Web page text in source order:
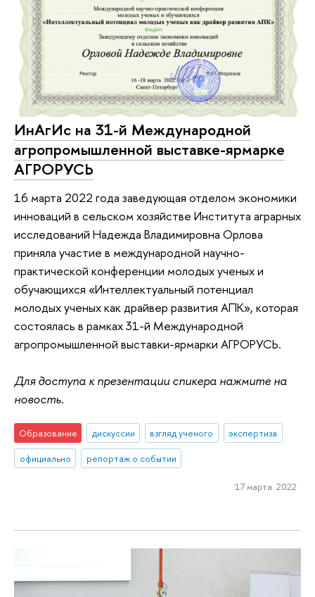
ИнАгИс на 31-й Международной
агропромышленной выставке-ярмарке
АГРОРУСЬ
16 марта 2022 года заведующая отделом экономики
инноваций в сельском хозяйстве Института аграрных
исследований Надежда Владимировна Орлова
приняла участие в международной научно-
практической конференции молодых ученых и
обучающихся «Интеллектуальный потенциал
молодых ученых как драйвер развития АПК», которая
состоялась в рамках 31-й Международной
агропромышленной выставки-ярмарки АГРОРУСЬ.
Для доступа к презентации спикера нажмите на
новость.
Образование дискуссии взгляд ученого
экспертиза
официально
репортаж о событии
17 марта 2022